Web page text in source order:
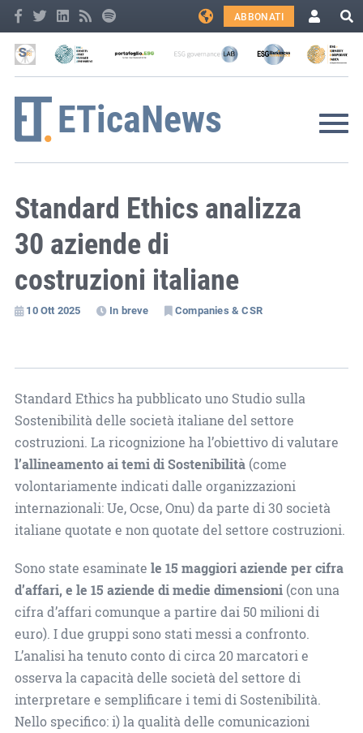
ABBONATI
Standard Ethics analizza
30 aziende di
costruzioni italiane
10 Ott 2025 In breve Companies & CSR
Standard Ethics ha pubblicato uno Studio sulla
Sostenibilità delle società italiane del settore
costruzioni. La ricognizione ha l’obiettivo di valutare
l’allineamento ai temi di Sostenibilità(come
volontariamente indicati dalle organizzazioni
internazionali: Ue, Ocse, Onu) da parte di 30 società
italiane quotate e non quotate del settore costruzioni.
Sono state esaminate le 15 maggiori aziende per cifra
d’affari, e le 15 aziende di medie dimensioni(con una
cifra d’affari comunque a partire dai 50 milioni di
euro). I due gruppi sono stati messi a confronto.
L’analisi ha tenuto conto di circa 20 marcatori e
osserva la capacità delle società del settore di
interpretare e semplificare i temi di Sostenibilità.
Nello specifico: i) la qualità delle comunicazioni